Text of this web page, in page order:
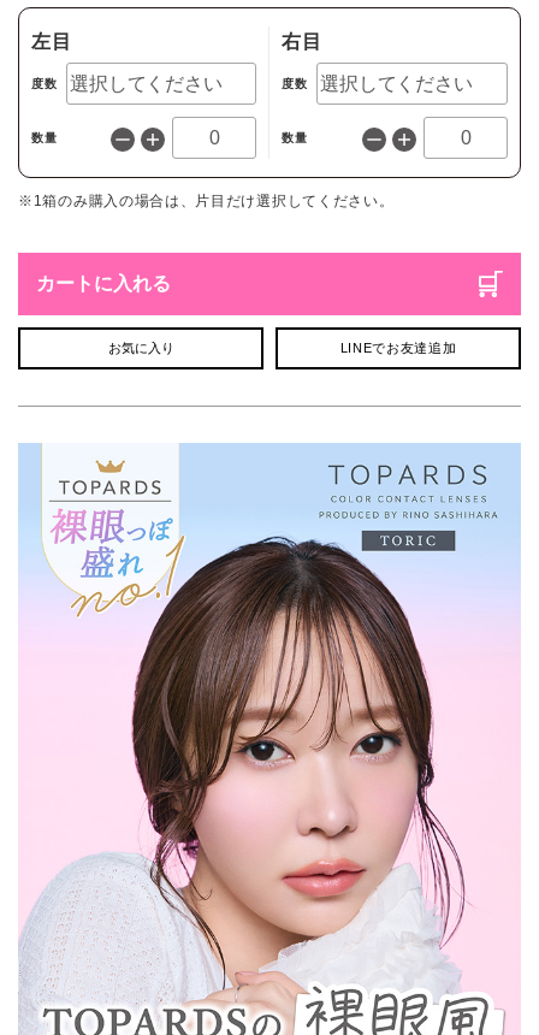
左目
度数
数量
右目
度数
数量
※1箱のみ購入の場合は、片目だけ選択してください。
カートに入れる
お気に入り LINEでお友達追加